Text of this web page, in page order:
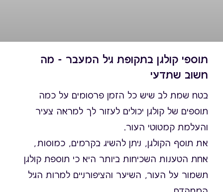
תוספי קולגן בתקופת גיל המעבר - מה
חשוב שתדעי
בטח שמת לב שיש כל הזמן פרסומים על כמה
תוספים של קולגן יכולים לעזור לך למראה צעיר
והעלמת קמטוטי העור.
את תוסף הקולגן, ניתן להשיג בקרמים, כמוסות,
סוכריות גומי, משקאות וזריקות.
אחת הטענות השכיחות ביותר היא כי תוספת קולגן
תשמור על העור, השיער והציפורניים למרות הגיל